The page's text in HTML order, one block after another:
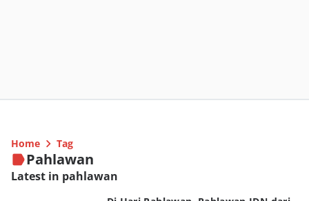
Home Tag
Pahlawan
Latest in pahlawan